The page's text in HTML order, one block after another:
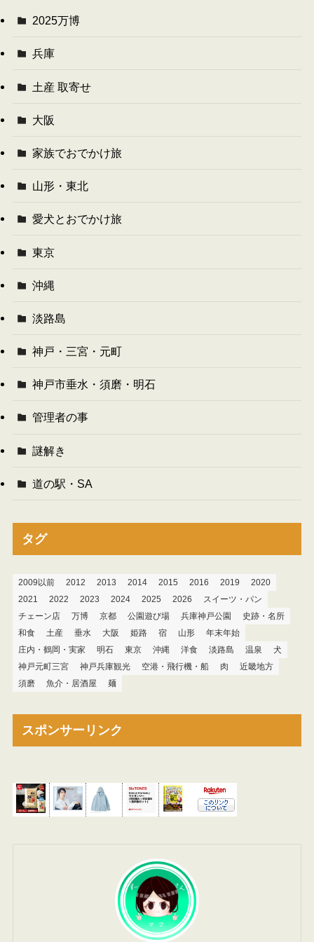
2025万博
兵庫
土産 取寄せ
大阪
家族でおでかけ旅
山形・東北
愛犬とおでかけ旅
東京
沖縄
淡路島
神戸・三宮・元町
神戸市垂水・須磨・明石
管理者の事
謎解き
道の駅・SA
タグ
2009以前 2012 2013 2014 2015 2016 2019
2020
2021
2022 2023 2024 2025 2026
スイーツ・パン
チェーン店
万博 京都 公園遊び場 兵庫神戸公園
史跡・名所
和食
土産 垂水 大阪 姫路 宿 山形
年末年始
庄内・鶴岡・実家
明石 東京 沖縄 洋食 淡路島 温泉
犬
神戸元町三宮
神戸兵庫観光 空港・飛行機・船 肉
近畿地方
須磨
魚介・居酒屋 麺
スポンサーリンク